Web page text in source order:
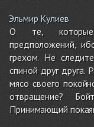
Эльмир Кулиев
О те, которые
предположений,
грехом. Не
спиной друг друга.
мясо своего
отвращение?
Принимающий